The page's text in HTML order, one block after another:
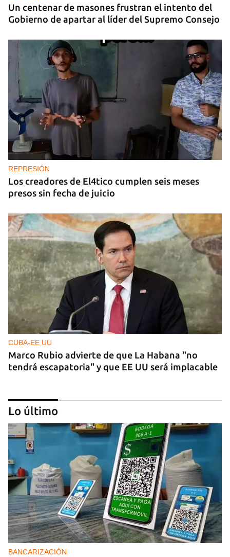
Un centenar de masones frustran el intento del
Gobierno de apartar al líder del Supremo Consejo
REPRESIÓN
Los creadores de El4tico cumplen seis meses
presos sin fecha de juicio
CUBA-EE UU
Marco Rubio advierte de que La Habana "no
tendrá escapatoria" y que EE UU será implacable
PODCAST
Cafecito informativo del viernes 7 de agosto de
2026
Lo último
BANCARIZACIÓN